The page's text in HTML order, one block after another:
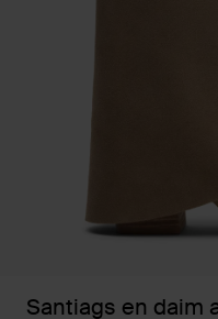
Santiags en daim